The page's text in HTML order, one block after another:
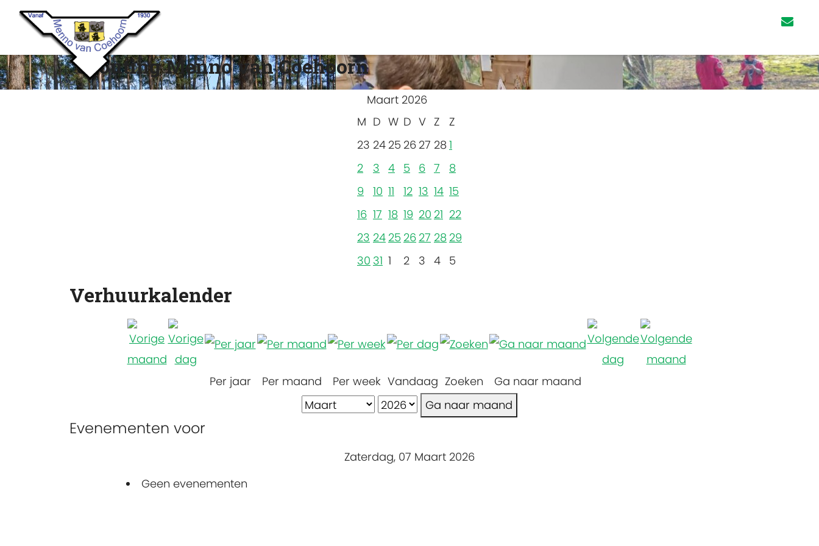
Scouting Menno van Coehoorn
Maart 2026
M D W D V Z
Z
23 24 25 26 27 281
2
3 4 5 6 7
8
9
10 11 12 13 14 15
16 17 18 19 20 21 22
23 24 25 26 27 28 29
30 31 1 2 3 4 5
Verhuurkalender
Per jaar Per maand Per week Vandaag Zoeken
Ga naar maand
Ga naar maand
Evenementen voor
Zaterdag, 07 Maart 2026
Geen evenementen